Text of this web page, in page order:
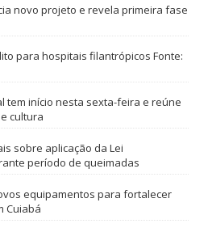
novo projeto e revela primeira fase
para hospitais filantrópicos Fonte:
tem início nesta sexta-feira e reúne
cultura
sobre aplicação da Lei
período de queimadas
equipamentos para fortalecer
Cuiabá